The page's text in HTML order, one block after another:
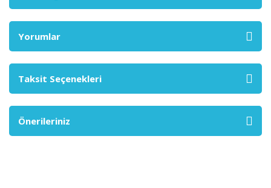
Yorumlar
Taksit Seçenekleri
Önerileriniz